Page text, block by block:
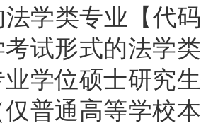
学类专业【代
试形式的法学
业学位硕士研究
普通高等学校